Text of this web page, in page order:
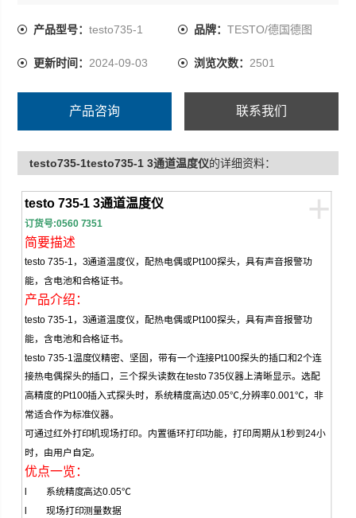
735仪器上清晰显示。选配高精度的Pt100插入式探头时，
器。
可通过红外打印机现场打印。内置循环打印功能，打印周
产品型号：testo735-1 品牌： TESTO/德国德图
更新时间： 2024-09-03 浏览次数： 2501
产品咨询 联系我们
testo735-1testo735-1 3通道温度仪的详细资料：
+
testo 735-1 3通道温度仪
订货号:0560 7351
简要描述
testo 735-1 ， 3通道温度仪，配热电偶或Pt100探头，具有声音报警功
能，含电池和合格证书。
产品介绍：
testo 735-1 ， 3通道温度仪，配热电偶或Pt100探头，具有声音报警功
能，含电池和合格证书。
testo 735-1 温度仪精密、坚固，带有一个连接Pt100探头的插口和2个连
接热电偶探头的插口，三个探头读数在testo 735仪器上清晰显示。选配
高精度的 Pt100插入式探头时，系统精度高达0.05℃,分辨率0.001℃，非
常适合作为标准仪器。
可通过红外打印机现场打印。内置循环打印功能，打印周期从1秒到24小
时，由用户自定。
优点一览：
l 系统精度高达0.05℃
现场打印测量数据